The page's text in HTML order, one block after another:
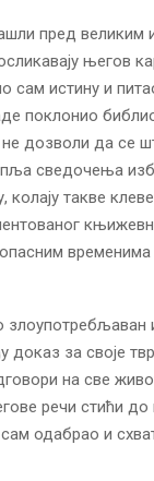
пред великим
његов
сам истину и
поклонио
дозволи да се
сведочења
такве
за своје
на све
речи стићи
одабрао и